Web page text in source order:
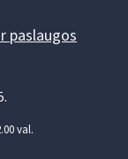
paslaugos
val.